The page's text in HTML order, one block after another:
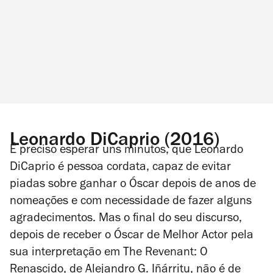
Leonardo DiCaprio (2016)
É preciso esperar uns minutos, que Leonardo
DiCaprio é pessoa cordata, capaz de evitar
piadas sobre ganhar o Óscar depois de anos de
nomeações e com necessidade de fazer alguns
agradecimentos. Mas o final do seu discurso,
depois de receber o Óscar de Melhor Actor pela
sua interpretação em The Revenant: O